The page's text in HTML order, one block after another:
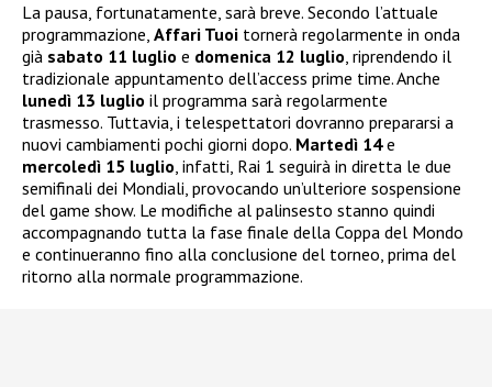
La pausa, fortunatamente, sarà breve. Secondo l’attuale
programmazione, Affari Tuoi tornerà regolarmente in onda
già sabato 11 luglio e domenica 12 luglio, riprendendo il
tradizionale appuntamento dell’access prime time. Anche
lunedì 13 luglio il programma sarà regolarmente
trasmesso. Tuttavia, i telespettatori dovranno prepararsi a
nuovi cambiamenti pochi giorni dopo. Martedì 14e
mercoledì 15 luglio, infatti, Rai 1 seguirà in diretta le due
semifinali dei Mondiali, provocando un’ulteriore sospensione
del game show. Le modifiche al palinsesto stanno quindi
accompagnando tutta la fase finale della Coppa del Mondo
e continueranno fino alla conclusione del torneo, prima del
ritorno alla normale programmazione.